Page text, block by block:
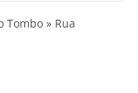
Tombo » Rua